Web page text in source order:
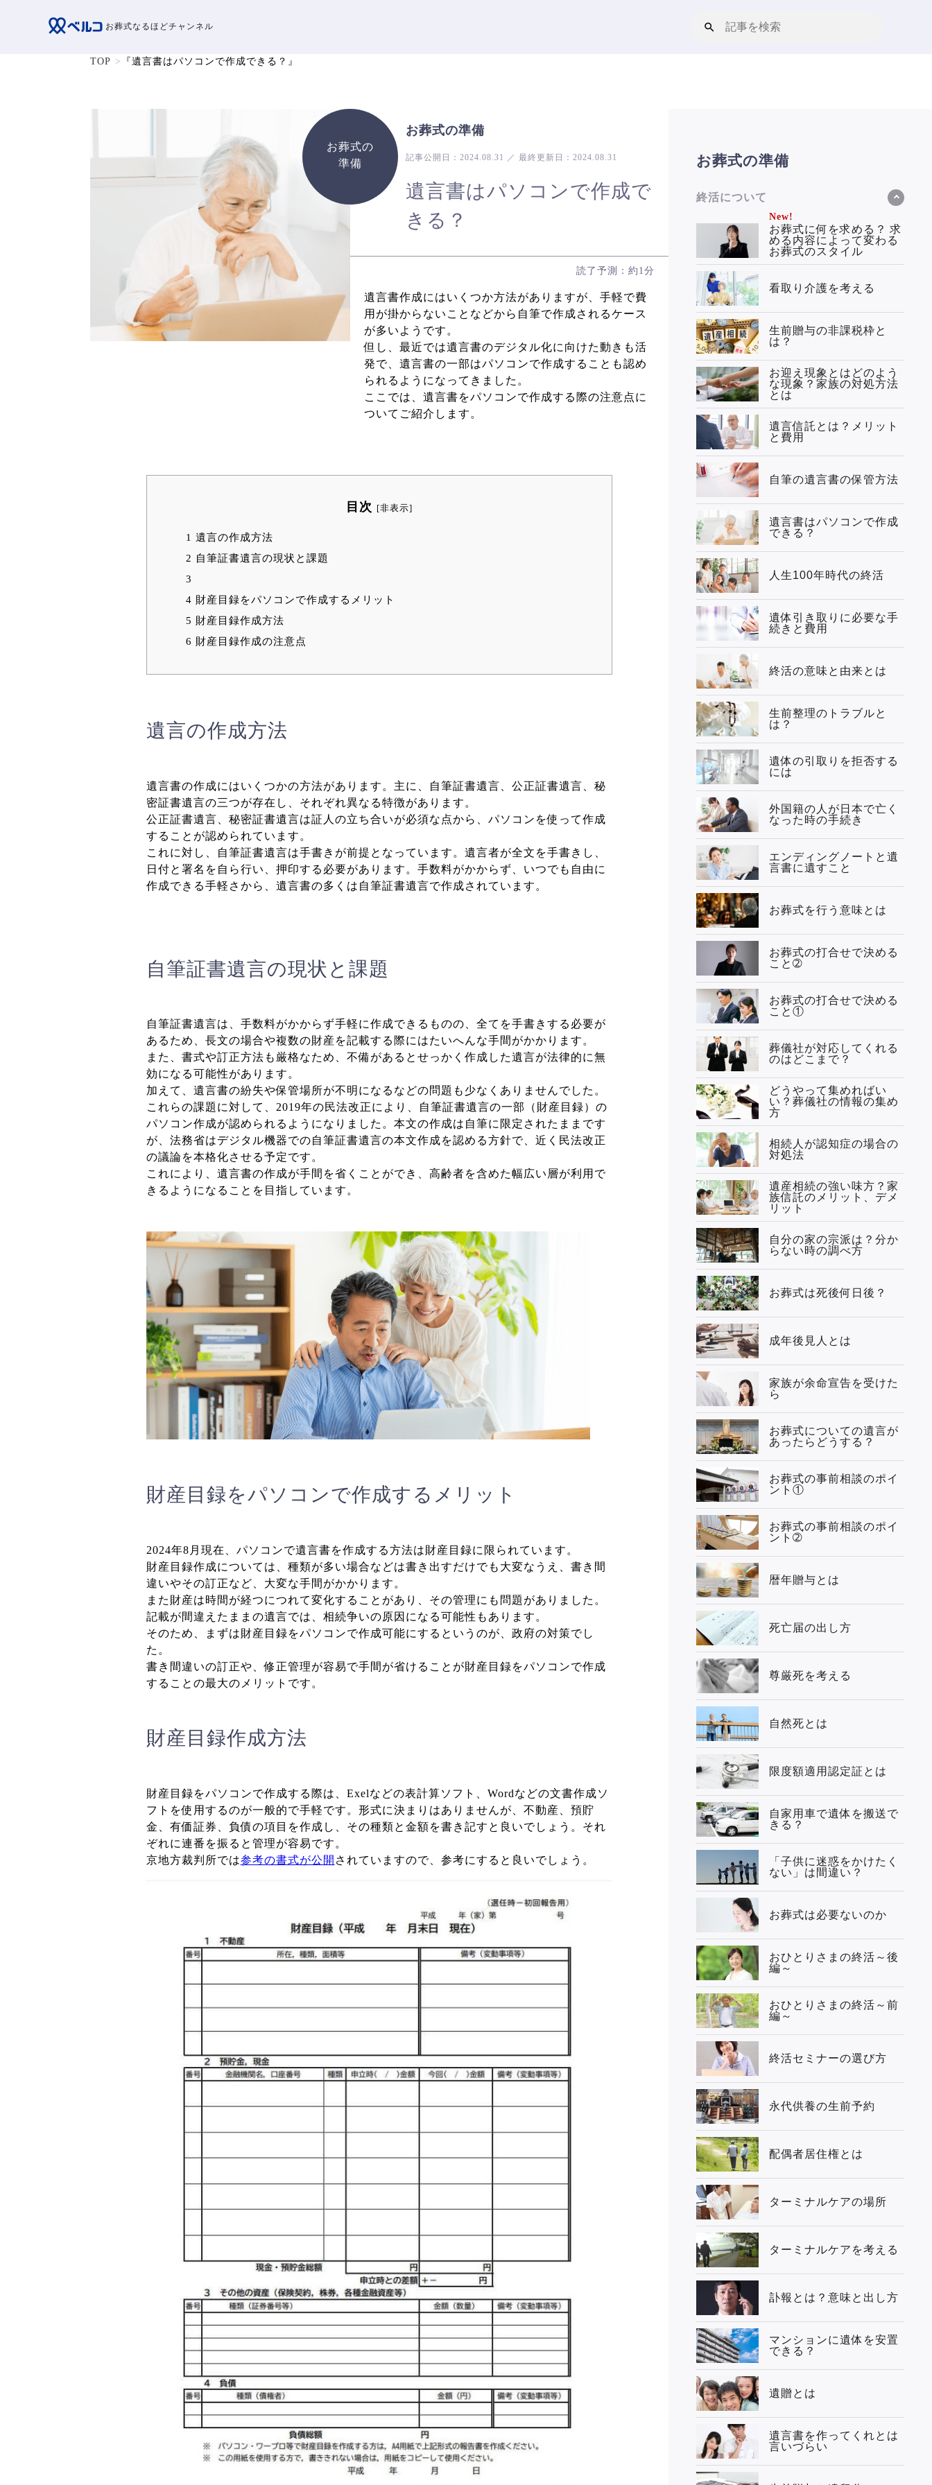
お葬式なるほどチャンネル
TOP 『遺言書はパソコンで作成できる？』
お葬式の
準備
お葬式の準備
記事公開日：2024.08.31 ／ 最終更新日：2024.08.31
遺言書はパソコンで作成で
きる？
読了予測：約1分
遺言書作成にはいくつか方法がありますが、手軽で費
用が掛からないことなどから自筆で作成されるケース
が多いようです。
但し、最近では遺言書のデジタル化に向けた動きも活
発で、遺言書の一部はパソコンで作成することも認め
られるようになってきました。
ここでは、遺言書をパソコンで作成する際の注意点に
ついてご紹介します。
目次 [非表示]
1 遺言の作成方法
2 自筆証書遺言の現状と課題
3
4 財産目録をパソコンで作成するメリット
5 財産目録作成方法
6 財産目録作成の注意点
遺言の作成方法
遺言書の作成にはいくつかの方法があります。主に、自筆証書遺言、公正証書遺言、秘
密証書遺言の三つが存在し、それぞれ異なる特徴があります。
公正証書遺言、秘密証書遺言は証人の立ち合いが必須な点から、パソコンを使って作成
することが認められています。
これに対し、自筆証書遺言は手書きが前提となっています。遺言者が全文を手書きし、
日付と署名を自ら行い、押印する必要があります。手数料がかからず、いつでも自由に
作成できる手軽さから、遺言書の多くは自筆証書遺言で作成されています。
自筆証書遺言の現状と課題
自筆証書遺言は、手数料がかからず手軽に作成できるものの、全てを手書きする必要が
あるため、長文の場合や複数の財産を記載する際にはたいへんな手間がかかります。
また、書式や訂正方法も厳格なため、不備があるとせっかく作成した遺言が法律的に無
効になる可能性があります。
加えて、遺言書の紛失や保管場所が不明になるなどの問題も少なくありませんでした。
これらの課題に対して、2019年の民法改正により、自筆証書遺言の一部（財産目録）の
パソコン作成が認められるようになりました。本文の作成は自筆に限定されたままです
が、法務省はデジタル機器での自筆証書遺言の本文作成を認める方針で、近く民法改正
の議論を本格化させる予定です。
これにより、遺言書の作成が手間を省くことができ、高齢者を含めた幅広い層が利用で
きるようになることを目指しています。
財産目録をパソコンで作成するメリット
2024年8月現在、パソコンで遺言書を作成する方法は財産目録に限られています。
財産目録作成については、種類が多い場合などは書き出すだけでも大変なうえ、書き間
違いやその訂正など、大変な手間がかかります。
また財産は時間が経つにつれて変化することがあり、その管理にも問題がありました。
記載が間違えたままの遺言では、相続争いの原因になる可能性もあります。
そのため、まずは財産目録をパソコンで作成可能にするというのが、政府の対策でし
た。
書き間違いの訂正や、修正管理が容易で手間が省けることが財産目録をパソコンで作成
することの最大のメリットです。
財産目録作成方法
財産目録をパソコンで作成する際は、Exelなどの表計算ソフト、Wordなどの文書作成ソ
フトを使用するのが一般的で手軽です。形式に決まりはありませんが、不動産、預貯
金、有価証券、負債の項目を作成し、その種類と金額を書き記すと良いでしょう。それ
ぞれに連番を振ると管理が容易です。
京地方裁判所では参考の書式が公開 されていますので、参考にすると良いでしょう。
お葬式の準備
終活について
New!
お葬式に何を求める？ 求
める内容によって変わる
お葬式のスタイル
看取り介護を考える
生前贈与の非課税枠と
は？
お迎え現象とはどのよう
な現象？家族の対処方法
とは
遺言信託とは？メリット
と費用
自筆の遺言書の保管方法
遺言書はパソコンで作成
できる？
人生100年時代の終活
遺体引き取りに必要な手
続きと費用
終活の意味と由来とは
生前整理のトラブルと
は？
遺体の引取りを拒否する
には
外国籍の人が日本で亡く
なった時の手続き
エンディングノートと遺
言書に遺すこと
お葬式を行う意味とは
お葬式の打合せで決める
こと➁
お葬式の打合せで決める
こと①
葬儀社が対応してくれる
のはどこまで？
どうやって集めればい
い？葬儀社の情報の集め
方
相続人が認知症の場合の
対処法
遺産相続の強い味方？家
族信託のメリット、デメ
リット
自分の家の宗派は？分か
らない時の調べ方
お葬式は死後何日後？
成年後見人とは
家族が余命宣告を受けた
ら
お葬式についての遺言が
あったらどうする？
お葬式の事前相談のポイ
ント①
お葬式の事前相談のポイ
ント➁
暦年贈与とは
死亡届の出し方
尊厳死を考える
自然死とは
限度額適用認定証とは
自家用車で遺体を搬送で
きる？
「子供に迷惑をかけたく
ない」は間違い？
お葬式は必要ないのか
おひとりさまの終活～後
編～
おひとりさまの終活～前
編～
終活セミナーの選び方
永代供養の生前予約
配偶者居住権とは
ターミナルケアの場所
ターミナルケアを考える
訃報とは？意味と出し方
マンションに遺体を安置
できる？
遺贈とは
遺言書を作ってくれとは
言いづらい